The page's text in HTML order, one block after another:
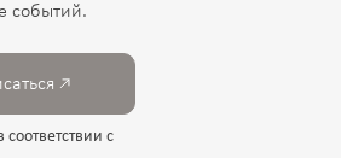
событий.
соответствии с